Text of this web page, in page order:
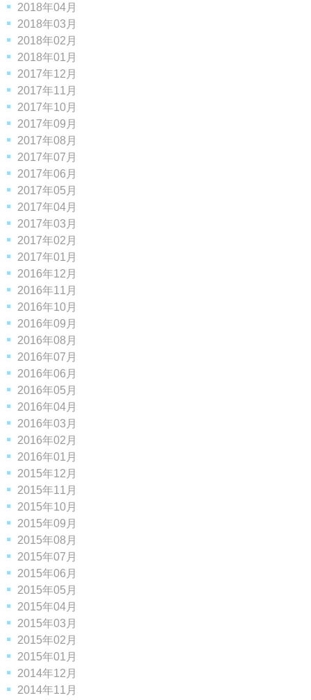
2018年04月
2018年03月
2018年02月
2018年01月
2017年12月
2017年11月
2017年10月
2017年09月
2017年08月
2017年07月
2017年06月
2017年05月
2017年04月
2017年03月
2017年02月
2017年01月
2016年12月
2016年11月
2016年10月
2016年09月
2016年08月
2016年07月
2016年06月
2016年05月
2016年04月
2016年03月
2016年02月
2016年01月
2015年12月
2015年11月
2015年10月
2015年09月
2015年08月
2015年07月
2015年06月
2015年05月
2015年04月
2015年03月
2015年02月
2015年01月
2014年12月
2014年11月